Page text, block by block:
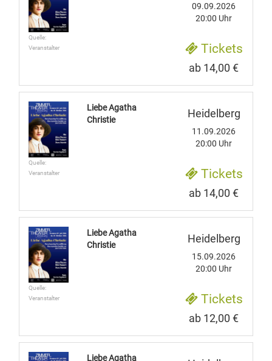
Quelle:
Veranstalter
09.09.2026
20:00 Uhr
Tickets
ab 14,00 €
Quelle:
Veranstalter
Liebe Agatha
Christie
Heidelberg
11.09.2026
20:00 Uhr
Tickets
ab 14,00 €
Quelle:
Veranstalter
Liebe Agatha
Christie
Heidelberg
15.09.2026
20:00 Uhr
Tickets
ab 12,00 €
Liebe Agatha